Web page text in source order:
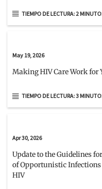
TIEMPO DE LECTURA: 2
May 19, 2026
Making HIV Care Work for
TIEMPO DE LECTURA: 3
Apr 30, 2026
Update to the Guidelines
of Opportunistic
HIV